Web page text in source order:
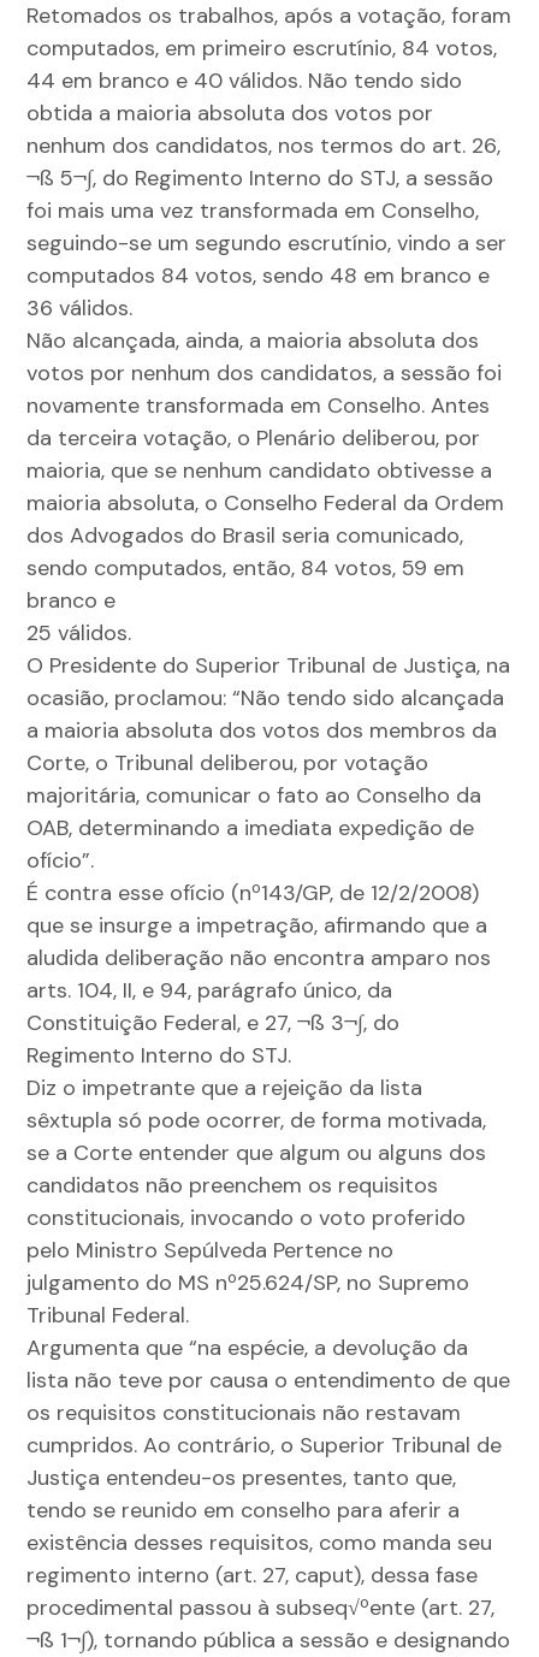
Retomados os trabalhos, após a votação, foram
computados, em primeiro escrutínio, 84 votos,
44 em branco e 40 válidos. Não tendo sido
obtida a maioria absoluta dos votos por
nenhum dos candidatos, nos termos do art. 26,
¬ß 5¬∫, do Regimento Interno do STJ, a sessão
foi mais uma vez transformada em Conselho,
seguindo-se um segundo escrutínio, vindo a ser
computados 84 votos, sendo 48 em branco e
36 válidos.
Não alcançada, ainda, a maioria absoluta dos
votos por nenhum dos candidatos, a sessão foi
novamente transformada em Conselho. Antes
da terceira votação, o Plenário deliberou, por
maioria, que se nenhum candidato obtivesse a
maioria absoluta, o Conselho Federal da Ordem
dos Advogados do Brasil seria comunicado,
sendo computados, então, 84 votos, 59 em
branco e
25 válidos.
O Presidente do Superior Tribunal de Justiça, na
ocasião, proclamou: “Não tendo sido alcançada
a maioria absoluta dos votos dos membros da
Corte, o Tribunal deliberou, por votação
majoritária, comunicar o fato ao Conselho da
OAB, determinando a imediata expedição de
ofício”.
É contra esse ofício (nº143/GP, de 12/2/2008)
que se insurge a impetração, afirmando que a
aludida deliberação não encontra amparo nos
arts. 104, II, e 94, parágrafo único, da
Constituição Federal, e 27, ¬ß 3¬∫, do
Regimento Interno do STJ.
Diz o impetrante que a rejeição da lista
sêxtupla só pode ocorrer, de forma motivada,
se a Corte entender que algum ou alguns dos
candidatos não preenchem os requisitos
constitucionais, invocando o voto proferido
pelo Ministro Sepúlveda Pertence no
julgamento do MS nº25.624/SP, no Supremo
Tribunal Federal.
Argumenta que “na espécie, a devolução da
lista não teve por causa o entendimento de que
os requisitos constitucionais não restavam
cumpridos. Ao contrário, o Superior Tribunal de
Justiça entendeu-os presentes, tanto que,
tendo se reunido em conselho para aferir a
existência desses requisitos, como manda seu
regimento interno (art. 27, caput), dessa fase
procedimental passou à subseq√ºente (art. 27,
¬ß 1¬∫), tornando pública a sessão e designando